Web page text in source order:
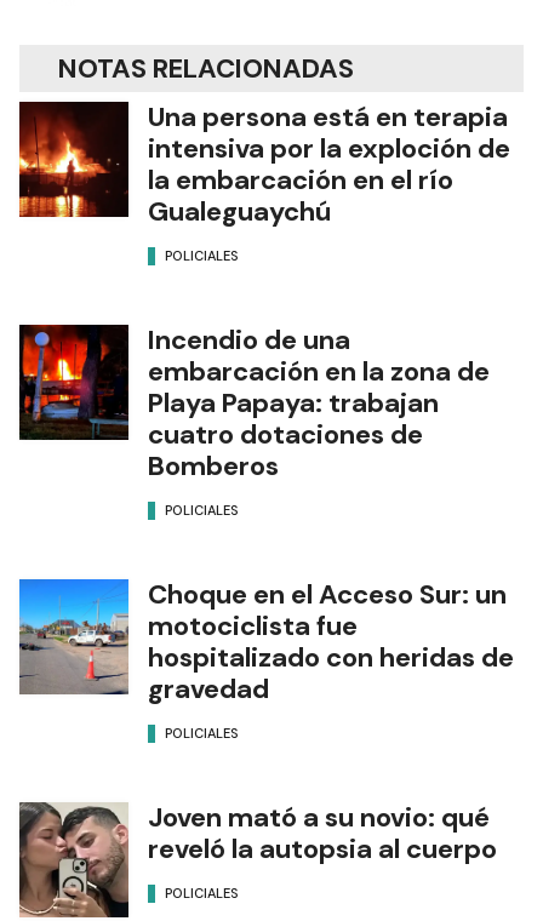
NOTAS RELACIONADAS
Una persona está en terapia
intensiva por la exploción de
la embarcación en el río
Gualeguaychú
POLICIALES
Incendio de una
embarcación en la zona de
Playa Papaya: trabajan
cuatro dotaciones de
Bomberos
POLICIALES
Choque en el Acceso Sur: un
motociclista fue
hospitalizado con heridas de
gravedad
POLICIALES
Joven mató a su novio: qué
reveló la autopsia al cuerpo
POLICIALES